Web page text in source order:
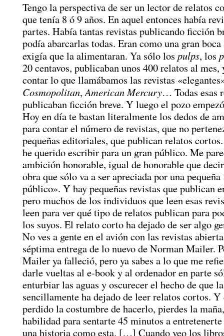
Tengo la perspectiva de ser un lector de relatos
que tenía 8 ó 9 años. En aquel entonces había
partes. Había tantas revistas publicando ficción
podía abarcarlas todas. Eran como una gran
exigía que la alimentaran. Ya sólo los pulps, los
20 centavos, publicaban unos 400 relatos al mes,
contar lo que llamábamos las revistas
Cosmopolitan,American Mercury… Todas esas
publicaban ficción breve. Y luego el pozo
Hoy en día te bastan literalmente los dedos de
para contar el número de revistas, que no
pequeñas editoriales, que publican relatos
he querido escribir para un gran público. Me
ambición honorable, igual de honorable que
obra que sólo va a ser apreciada por una
público». Y hay pequeñas revistas que publican
pero muchos de los individuos que leen esas
leen para ver qué tipo de relatos publican para
los suyos. El relato corto ha dejado de ser algo
No ves a gente en el avión con las revistas
séptima entrega de lo nuevo de Norman Mailer.
Mailer ya falleció, pero ya sabes a lo que me
darle vueltas al e-book y al ordenador en parte
enturbiar las aguas y oscurecer el hecho de que
sencillamente ha dejado de leer relatos cortos. Y
perdido la costumbre de hacerlo, pierdes la
habilidad para sentarte 45 minutos a
una historia como esta. […] Cuando veo los